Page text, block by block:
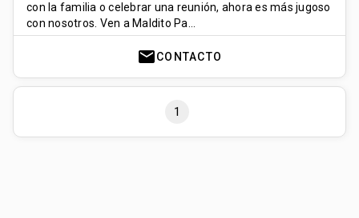
con la familia o celebrar una reunión, ahora es más jugoso
con nosotros. Ven a Maldito Pa…
mailCONTACTO
1